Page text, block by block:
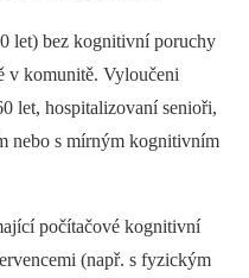
let) bez kognitivní poruchy
v komunitě. Vyloučeni
let, hospitalizovaní senioři,
nebo s mírným kognitivním
počítačové kognitivní
(např. s fyzickým